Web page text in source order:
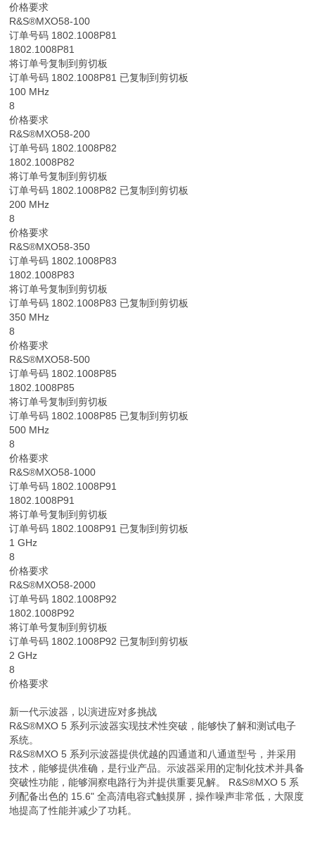
价格要求
R&S®MXO58-100
订单号码 1802.1008P81
1802.1008P81
将订单号复制到剪切板
订单号码 1802.1008P81 已复制到剪切板
100 MHz
8
价格要求
R&S®MXO58-200
订单号码 1802.1008P82
1802.1008P82
将订单号复制到剪切板
订单号码 1802.1008P82 已复制到剪切板
200 MHz
8
价格要求
R&S®MXO58-350
订单号码 1802.1008P83
1802.1008P83
将订单号复制到剪切板
订单号码 1802.1008P83 已复制到剪切板
350 MHz
8
价格要求
R&S®MXO58-500
订单号码 1802.1008P85
1802.1008P85
将订单号复制到剪切板
订单号码 1802.1008P85 已复制到剪切板
500 MHz
8
价格要求
R&S®MXO58-1000
订单号码 1802.1008P91
1802.1008P91
将订单号复制到剪切板
订单号码 1802.1008P91 已复制到剪切板
1 GHz
8
价格要求
R&S®MXO58-2000
订单号码 1802.1008P92
1802.1008P92
将订单号复制到剪切板
订单号码 1802.1008P92 已复制到剪切板
2 GHz
8
价格要求
新一代示波器，以演进应对多挑战
R&S®MXO 5 系列示波器实现技术性突破，能够快了解和测试电子
系统。
R&S®MXO 5 系列示波器提供优越的四通道和八通道型号，并采用
技术，能够提供准确，是行业产品。示波器采用的定制化技术并具备
突破性功能，能够洞察电路行为并提供重要见解。 R&S®MXO 5 系
列配备出色的 15.6" 全高清电容式触摸屏，操作噪声非常低，大限度
地提高了性能并减少了功耗。